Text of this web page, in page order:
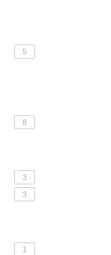
5
8
3
3
1